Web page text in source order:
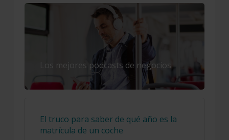
Los mejores podcasts de negocios
El truco para saber de qué año es la
matrícula de un coche